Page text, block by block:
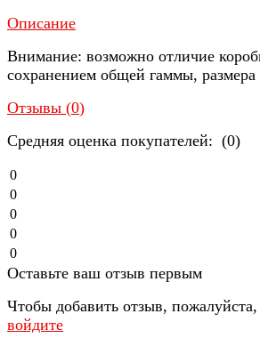
Описание
Внимание: возможно отличие
сохранением общей гаммы,
Отзывы (0)
Средняя оценка покупателей: (0)
0
0
0
0
0
Оставьте ваш отзыв первым
Чтобы добавить отзыв, пожалуйста,
войдите